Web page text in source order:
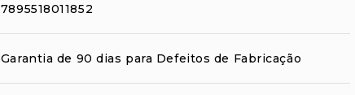
7895518011852
Garantia de 90 dias para Defeitos de Fabricação